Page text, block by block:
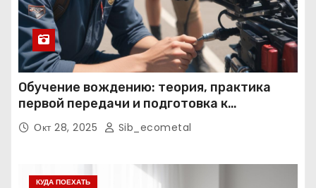
Обучение вождению: теория, практика
первой передачи и подготовка к
экзаменам
Окт 28, 2025 Sib_ecometal
КУДА ПОЕХАТЬ